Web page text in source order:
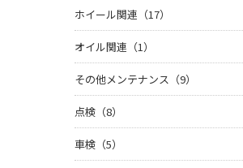
ホイール関連（17）
オイル関連（1）
その他メンテナンス（9）
点検（8）
車検（5）